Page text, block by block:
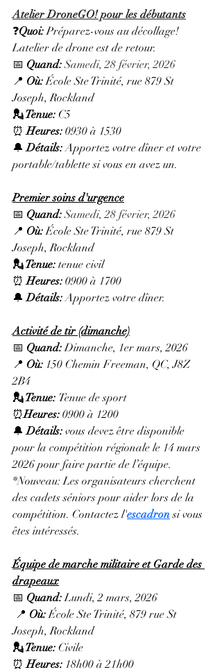
Atelier DroneGO! pour les débutants
❓Quoi: Préparez-vous au décollage!
Latelier de drone est de retour.
📅 Quand: Samedi, 28 février, 2026
📍 Où: École Ste Trinité, rue 879 St
Joseph, Rockland
💂 Tenue: C5
⏰ Heures: 0930 à 1530
🔔 Détails: Apportez votre dîner et votre
portable/tablette si vous en avez un.
Premier soins d'urgence
📅 Quand: Samedi, 28 février, 2026
📍 Où: École Ste Trinité, rue 879 St
Joseph, Rockland
💂 Tenue: tenue civil
⏰ Heures: 0900 à 1700
🔔 Détails: Apportez votre dîner.
Activité de tir (dimanche)
📅 Quand: Dimanche, 1er mars, 2026
📍 Où: 150 Chemin Freeman, QC, J8Z
2B4
💂 Tenue: Tenue de sport
⏰Heures: 0900 à 1200
🔔 Détails: vous devez être disponible
pour la compétition régionale le 14 mars
2026 pour faire partie de l’équipe.
*Nouveau: Les organisateurs cherchent
des cadets séniors pour aider lors de la
compétition. Contactez l'escadron si vous
êtes intéressés.
Équipe de marche militaire et Garde des
drapeaux
📅 Quand: Lundi, 2 mars, 2026
📍 Où: École Ste Trinité, 879 rue St
Joseph, Rockland
💂 Tenue: Civile
⏰ Heures: 18h00 à 21h00